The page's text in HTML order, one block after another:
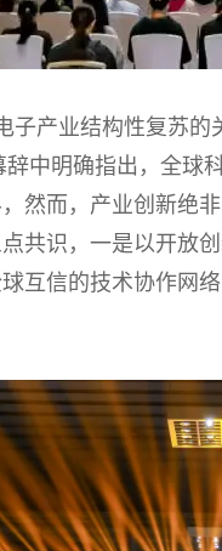
子产业结构性复苏
中明确指出，全球
然而，产业创新绝
共识，一是以开放
互信的技术协作网